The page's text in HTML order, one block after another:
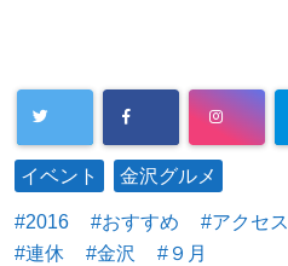
イベント 金沢グルメ
2016 おすすめ アクセス
連休
金沢 ９月